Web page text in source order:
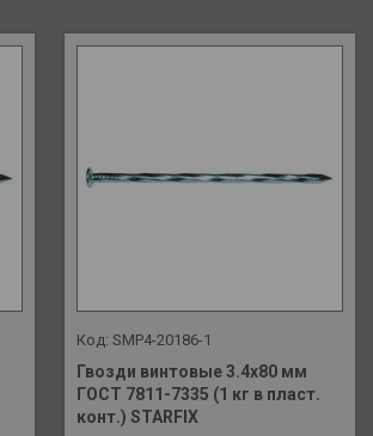
SMP4-20186-1
Гвозди винтовые 3.4х80 мм
ГОСТ 7811-7335 (1 кг в пласт.
конт.) STARFIX
+375 (29) 648-41-90